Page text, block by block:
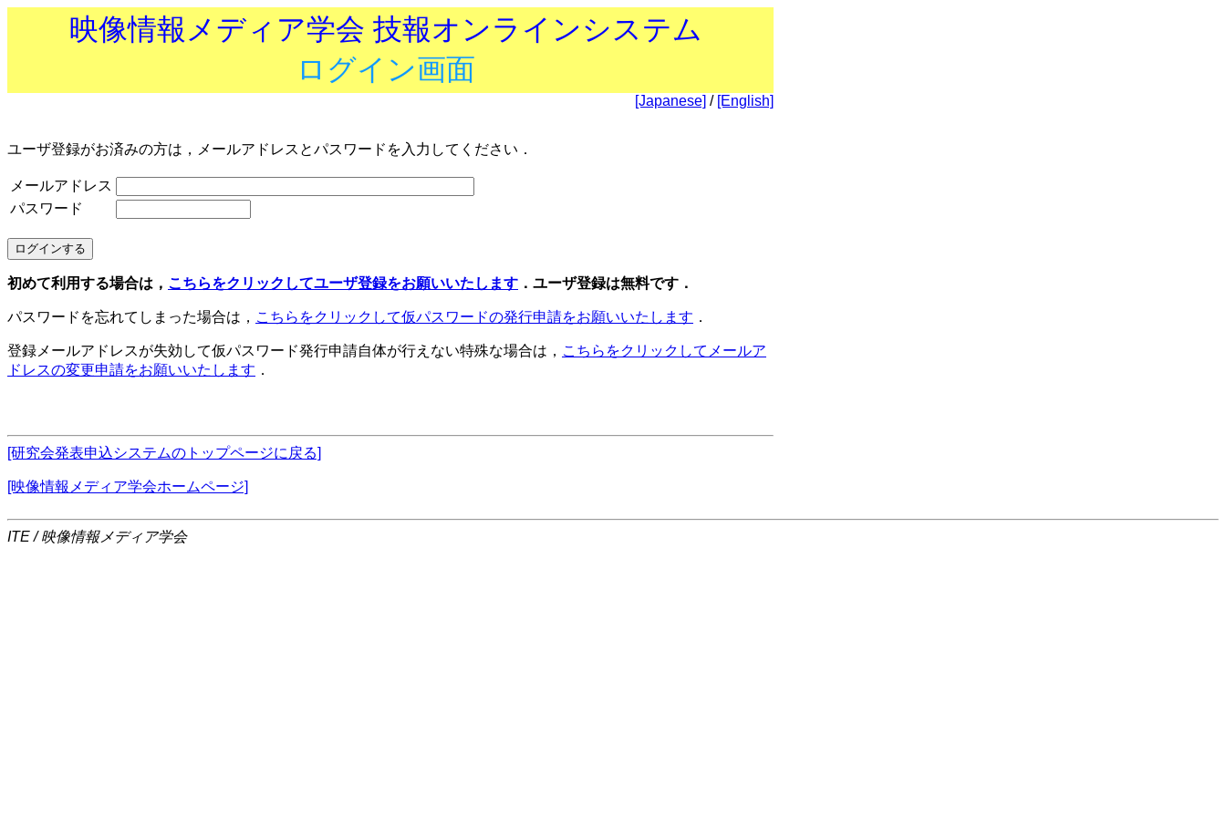
映像情報メディア学会 技報オンラインシステム
ログイン画面
[Japanese] / [English]
ユーザ登録がお済みの方は，メールアドレスとパスワードを入力してください．
メールアドレス
パスワード
初めて利用する場合は， こちらをクリックしてユーザ登録をお願いいたします ．ユーザ登録は無料です．
パスワードを忘れてしまった場合は， こちらをクリックして仮パスワードの発行申請をお願いいたします ．
登録メールアドレスが失効して仮パスワード発行申請自体が行えない特殊な場合は， こちらをクリックしてメールア
ドレスの変更申請をお願いいたします ．
[研究会発表申込システムのトップページに戻る]
[映像情報メディア学会ホームページ]
ITE / 映像情報メディア学会